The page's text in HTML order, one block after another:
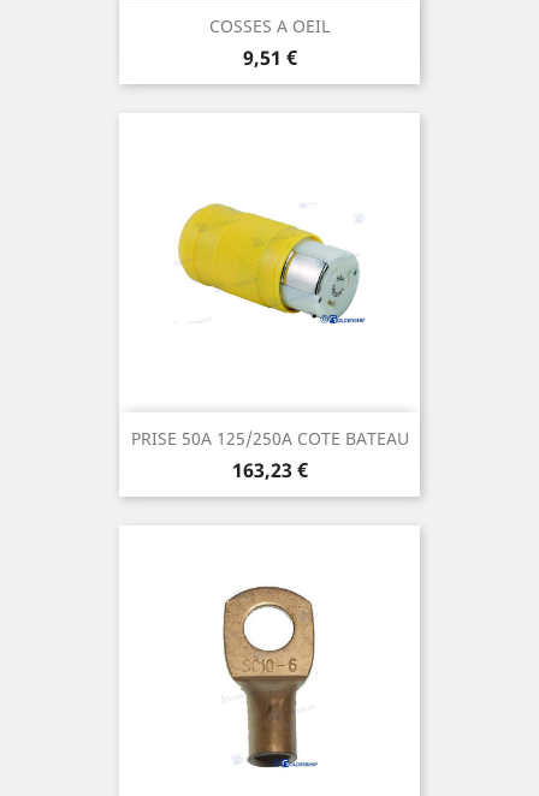
COSSES A OEIL
Prix
9,51 €
PRISE 50A 125/250A COTE BATEAU
Prix
163,23 €